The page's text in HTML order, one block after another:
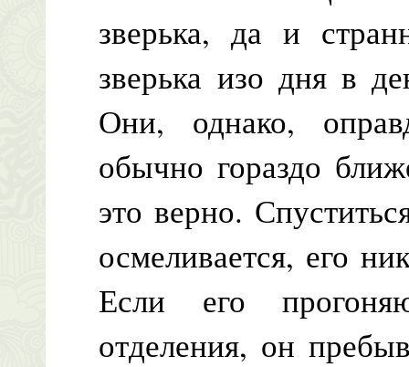
зверька, да и
зверька изо дня в
Они, однако,
обычно гораздо
это верно.
осмеливается, его
Если его
отделения, он